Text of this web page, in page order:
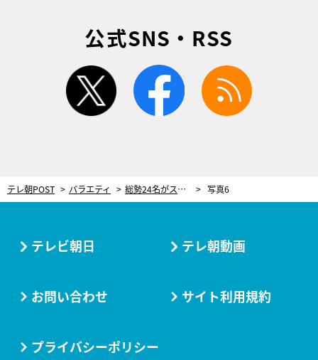
公式SNS・RSS
twitter facebook
テレ朝POST バラエティ 総勢24名がスタジオに！「検索ちゃん」ネタ祭り今年も開催 初参戦2組、友近＆ロバート秋山も 写真6
テレビ朝日 テレ朝動画
お問い合わせ サイト利用規約
プライバシーポリシー